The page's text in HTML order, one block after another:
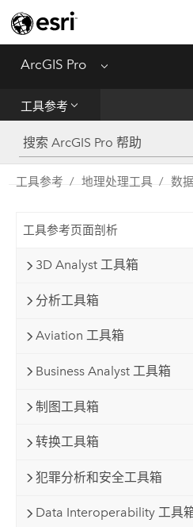
ArcGIS Pro Menu
工具参考
工具参考
Python
工具参考 地理处理工具 数
工具参考页面剖析
3D Analyst 工具箱
分析工具箱
Aviation 工具箱
Business Analyst 工具箱
制图工具箱
转换工具箱
犯罪分析和安全工具箱
Data Interoperability 工具